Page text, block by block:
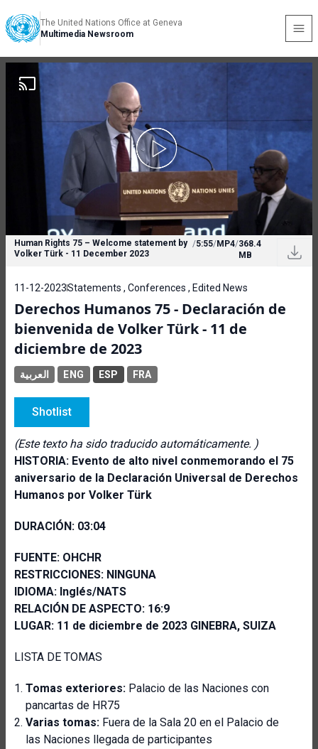
The United Nations Office at Geneva
Multimedia Newsroom
Human Rights 75 – Welcome statement by
Volker Türk - 11 December 2023
/5:55/MP4/368.4
MB
11-12-2023Statements , Conferences , Edited News
Derechos Humanos 75 - Declaración de
bienvenida de Volker Türk - 11 de
diciembre de 2023
العربية ENG ESP FRA
Shotlist
(Este texto ha sido traducido automáticamente. )
HISTORIA: Evento de alto nivel conmemorando el 75
aniversario de la Declaración Universal de Derechos
Humanos por Volker Türk
DURACIÓN: 03:04
FUENTE: OHCHR
RESTRICCIONES: NINGUNA
IDIOMA: Inglés/NATS
RELACIÓN DE ASPECTO: 16:9
LUGAR: 11 de diciembre de 2023 GINEBRA, SUIZA
LISTA DE TOMAS
Tomas exteriores: Palacio de las Naciones con
pancartas de HR75
Varias tomas: Fuera de la Sala 20 en el Palacio de
las Naciones llegada de participantes